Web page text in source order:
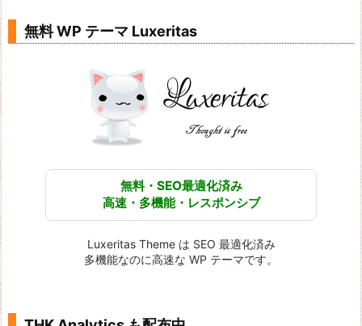
無料 WP テーマ Luxeritas
無料・SEO最適化済み
高速・多機能・レスポンシブ
Luxeritas Theme は SEO 最適化済み
多機能なのに高速な WP テーマです。